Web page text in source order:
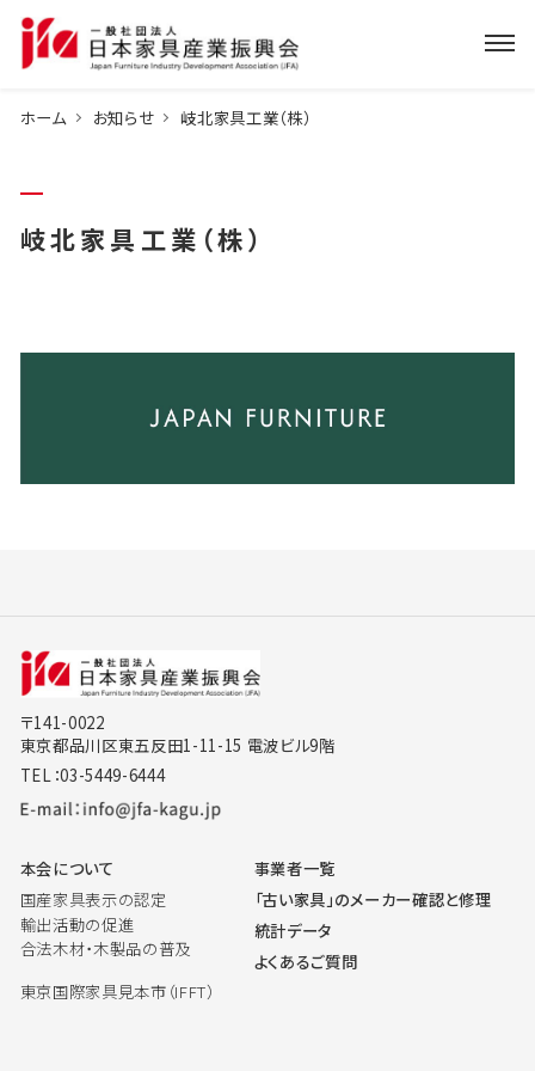
ホーム お知らせ 岐北家具工業（株）
岐北家具工業（株）
〒141-0022
東京都品川区東五反田1-11-15 電波ビル9階
TEL：03-5449-6444
本会について
国産家具表示の認定
輸出活動の促進
合法木材・木製品の普及
東京国際家具見本市（IFFT）
事業者一覧
「古い家具」のメーカー確認と修理
統計データ
よくあるご質問